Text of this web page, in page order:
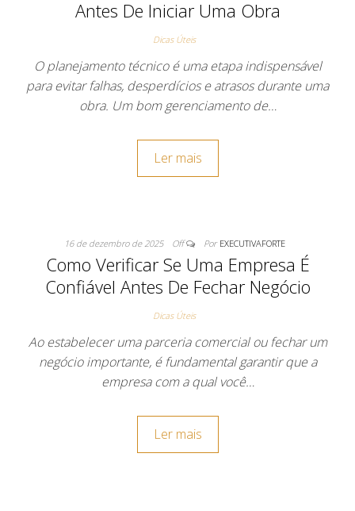
Antes De Iniciar Uma Obra
Dicas Úteis
O planejamento técnico é uma etapa indispensável
para evitar falhas, desperdícios e atrasos durante uma
obra. Um bom gerenciamento de…
Ler mais
16 de dezembro de 2025 Off Por EXECUTIVAFORTE
Como Verificar Se Uma Empresa É
Confiável Antes De Fechar Negócio
Dicas Úteis
Ao estabelecer uma parceria comercial ou fechar um
negócio importante, é fundamental garantir que a
empresa com a qual você…
Ler mais